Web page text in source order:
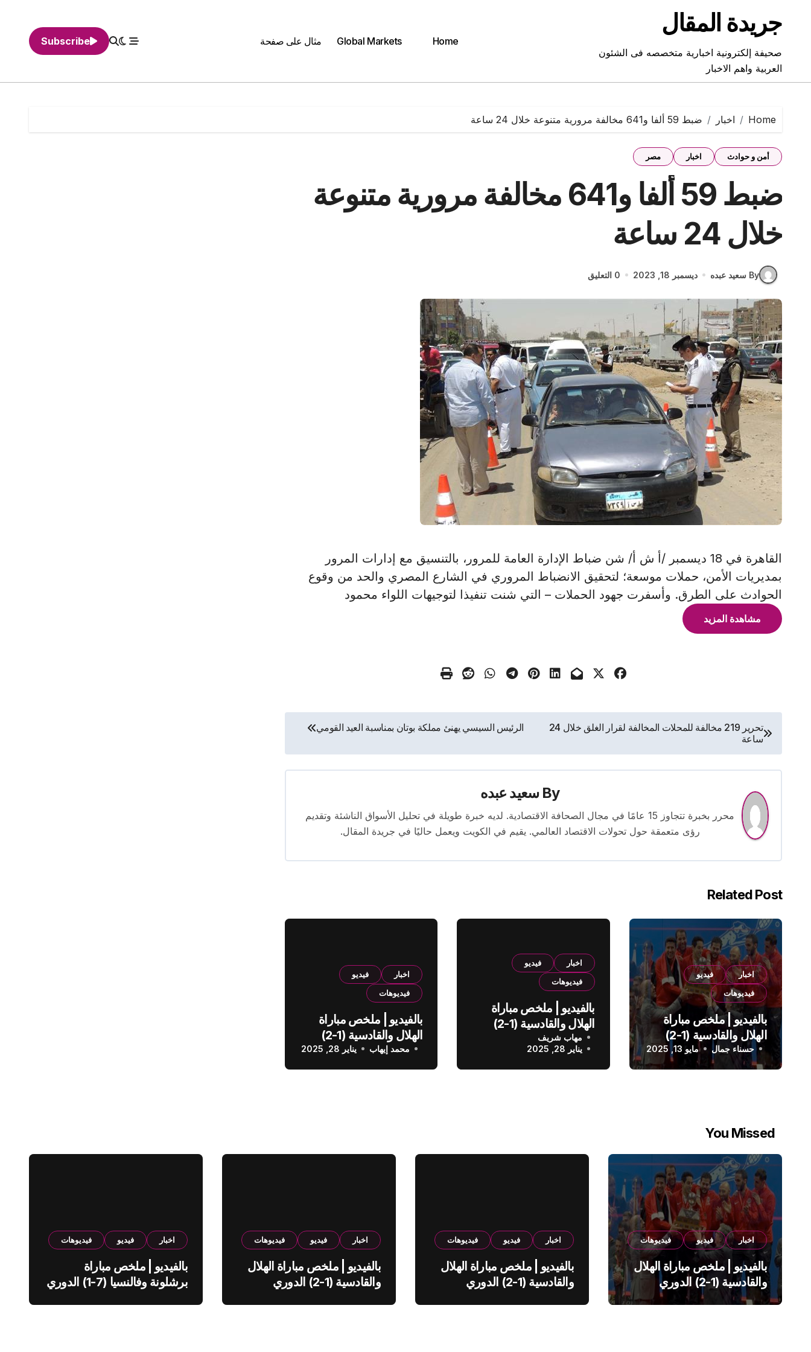
contentجريدة المقال
صحيفة إلكترونية اخبارية متخصصه فى الشئون
العربية واهم الاخبار
Home
Global Markets مثال على صفحة Subscribe
Home اخبار ضبط 59 ألفا و641 مخالفة مرورية متنوعة خلال 24 ساعة
أمن و حوادث اخبار مصر
ضبط 59 ألفا و641 مخالفة مرورية متنوعة
خلال 24 ساعة
By سعيد عبده ديسمبر 18, 2023 0 التعليق
القاهرة في 18 ديسمبر /أ ش أ/ شن ضباط الإدارة العامة للمرور، بالتنسيق مع إدارات المرور
بمديريات الأمن، حملات موسعة؛ لتحقيق الانضباط المروري في الشارع المصري والحد من وقوع
الحوادث على الطرق. وأسفرت جهود الحملات – التي شنت تنفيذا لتوجيهات اللواء محمود
مشاهدة المزيد
تصفّح
المقالات
تحرير 219 مخالفة للمحلات المخالفة لقرار الغلق خلال 24
ساعة
الرئيس السيسي يهنئ مملكة بوتان بمناسبة العيد القومي
By سعيد عبده
محرر بخبرة تتجاوز 15 عامًا في مجال الصحافة الاقتصادية. لديه خبرة طويلة في تحليل الأسواق الناشئة وتقديم
رؤى متعمقة حول تحولات الاقتصاد العالمي. يقيم في الكويت ويعمل حاليًا في جريدة المقال.
Related Post
اخبار
فيديو
فيديوهات
بالفيديو | ملخص مباراة
الهلال والقادسية (1-2)
الدوري السعودي
حسناء جمال مايو 13, 2025
اخبار
فيديو
فيديوهات
بالفيديو | ملخص مباراة
الهلال والقادسية (1-2)
الدوري السعودي
مهاب شريف
يناير 28, 2025
اخبار
فيديو
فيديوهات
بالفيديو | ملخص مباراة
الهلال والقادسية (1-2)
الدوري السعودي
محمد إيهاب يناير 28, 2025
You Missed
اخبار فيديو فيديوهات
بالفيديو | ملخص مباراة الهلال
والقادسية (1-2) الدوري
السعودي
اخبار فيديو فيديوهات
بالفيديو | ملخص مباراة الهلال
والقادسية (1-2) الدوري
اخبار فيديو فيديوهات
بالفيديو | ملخص مباراة الهلال
والقادسية (1-2) الدوري
اخبار فيديو فيديوهات
بالفيديو | ملخص مباراة
برشلونة وفالنسيا (7-1) الدوري